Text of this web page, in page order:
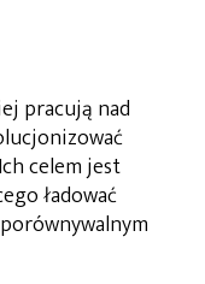
pracują nad
celem jest
ładować